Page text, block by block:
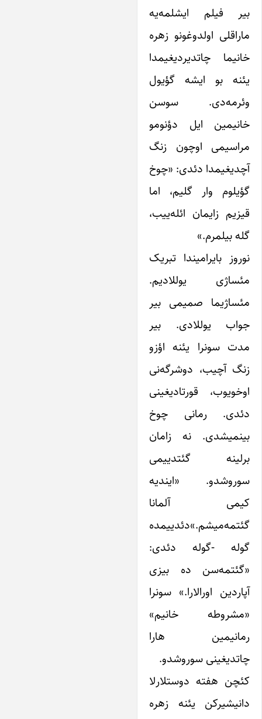
بیر فیلم ایشلمه‌یه
ماراقلی اولدوغونو زهره
خانیما چاتدیردیغیمدا
یئنه بو ایشه گؤیول
وئرمه‌دی. سوسن
خانیمین ایل دؤنومو
مراسیمی اوچون زنگ
آچدیغیمدا دئدی: «چوخ
گؤیلوم وار گلیم، اما
قیزیم زایمان ائله‌ییب،
گله بیلمرم.»
نوروز بایرامیندا تبریک
مئساژی یوللادیم.
مئساژیما صمیمی بیر
جواب یوللادی. بیر
مدت سونرا یئنه اؤزو
زنگ آچیب، دوشرگه‌نی
اوخویوب، قورتادیغینی
دئدی. رمانی چوخ
بینمیشدی. نه زامان
برلینه گئتدییمی
سوروشدو. «ایندیه
کیمی آلمانا
گئتمه‌میشم.»دئدییمده
گوله -گوله دئدی:
«گئتمه‌سن ده بیزی
آپاردین اورالارا.» سونرا
«مشروطه خانیم»
رمانیمین هارا
چاتدیغینی سوروشدو.
کئچن هفته دوستلارلا
دانیشیرکن یئنه زهره